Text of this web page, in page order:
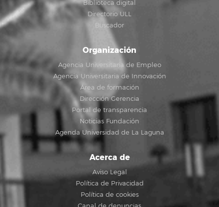
Biblioteca digital
Directorio ULL
Buscador
Organización
Agencia Universitaria de Empleo
Agencia Universitaria de Innovación
Área de formación
Dirección Gerencia
Portal de transparencia
Noticias Fundación
Agenda Universidad de La Laguna
Acerca de
Aviso Legal
Política de Privacidad
Política de cookies